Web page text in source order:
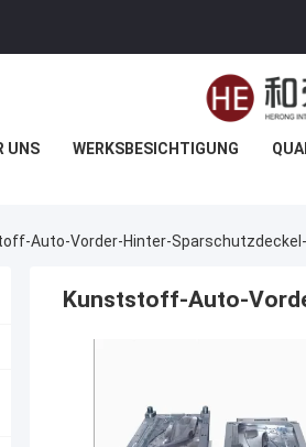
UNS WERKSBESICHTIGUNG
Auto-Vorder-Hinter-
Kunststoff-Auto-